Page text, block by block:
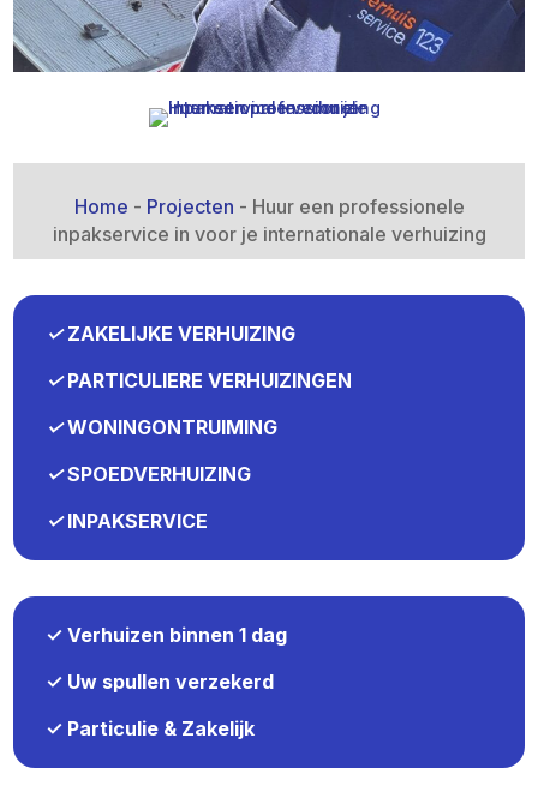
Home - Projecten - Huur een professionele
inpakservice in voor je internationale verhuizing
✓ZAKELIJKE VERHUIZING
✓PARTICULIERE VERHUIZINGEN
✓WONINGONTRUIMING
✓SPOEDVERHUIZING
✓INPAKSERVICE
✓ Verhuizen binnen 1 dag
✓ Uw spullen verzekerd
✓ Particulie & Zakelijk